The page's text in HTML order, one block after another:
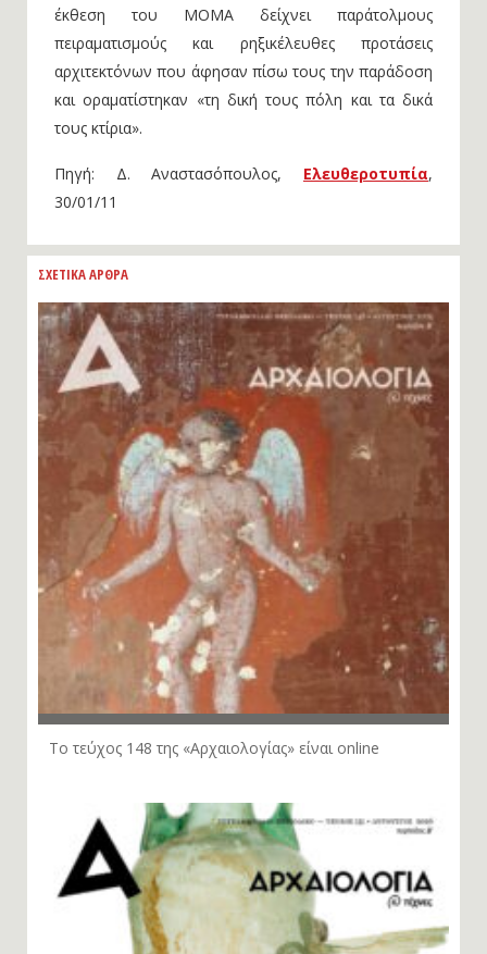
έκθεση του ΜΟΜΑ δείχνει παράτολμους
πειραματισμούς και ρηξικέλευθες προτάσεις
αρχιτεκτόνων που άφησαν πίσω τους την παράδοση
και οραματίστηκαν «τη δική τους πόλη και τα δικά
τους κτίρια».
Πηγή: Δ. Αναστασόπουλος, Ελευθεροτυπία,
30/01/11
ΣΧΕΤΙΚΑ ΑΡΘΡΑ
Το τεύχος 148 της «Αρχαιολογίας» είναι online